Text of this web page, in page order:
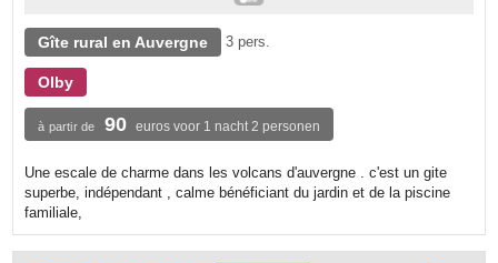
Gîte rural en Auvergne 3 pers.
Olby
à partir de 90 euros voor 1 nacht 2 personen
Une escale de charme dans les volcans d'auvergne . c'est un gite
superbe, indépendant , calme bénéficiant du jardin et de la piscine
familiale,